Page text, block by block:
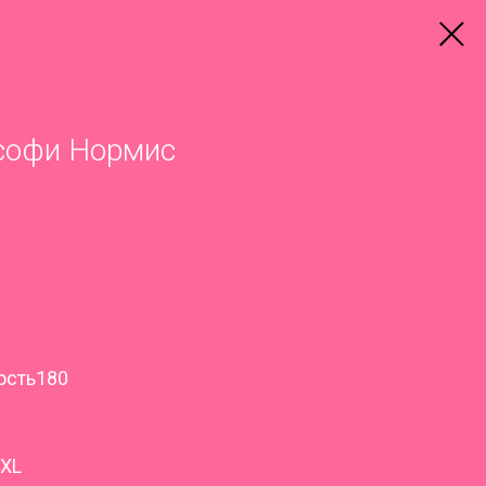
Нормис